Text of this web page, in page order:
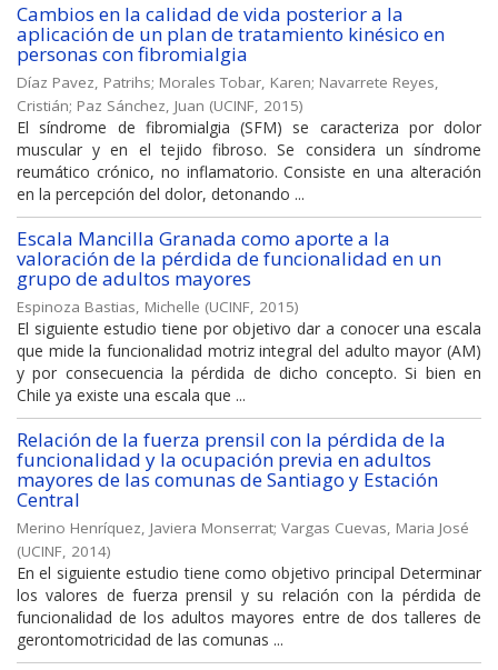
Cambios en la calidad de vida posterior a la
aplicación de un plan de tratamiento kinésico en
personas con fibromialgia
Díaz Pavez, Patrihs; Morales Tobar, Karen; Navarrete Reyes,
Cristián; Paz Sánchez, Juan (UCINF, 2015)
El síndrome de fibromialgia (SFM) se caracteriza por dolor
muscular y en el tejido fibroso. Se considera un síndrome
reumático crónico, no inflamatorio. Consiste en una alteración
en la percepción del dolor, detonando ...
Escala Mancilla Granada como aporte a la
valoración de la pérdida de funcionalidad en un
grupo de adultos mayores
Espinoza Bastias, Michelle (UCINF, 2015)
El siguiente estudio tiene por objetivo dar a conocer una escala
que mide la funcionalidad motriz integral del adulto mayor (AM)
y por consecuencia la pérdida de dicho concepto. Si bien en
Chile ya existe una escala que ...
Relación de la fuerza prensil con la pérdida de la
funcionalidad y la ocupación previa en adultos
mayores de las comunas de Santiago y Estación
Central
Merino Henríquez, Javiera Monserrat; Vargas Cuevas, Maria José
(UCINF, 2014)
En el siguiente estudio tiene como objetivo principal Determinar
los valores de fuerza prensil y su relación con la pérdida de
funcionalidad de los adultos mayores entre de dos talleres de
gerontomotricidad de las comunas ...